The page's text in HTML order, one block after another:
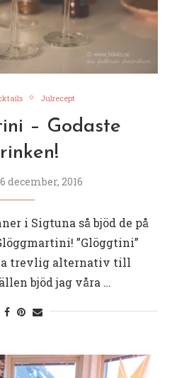
Julrecept
– Godaste
december, 2016
i Sigtuna så bjöd de på
”Glöggtini”
trevlig alternativ till
bjöd jag våra …